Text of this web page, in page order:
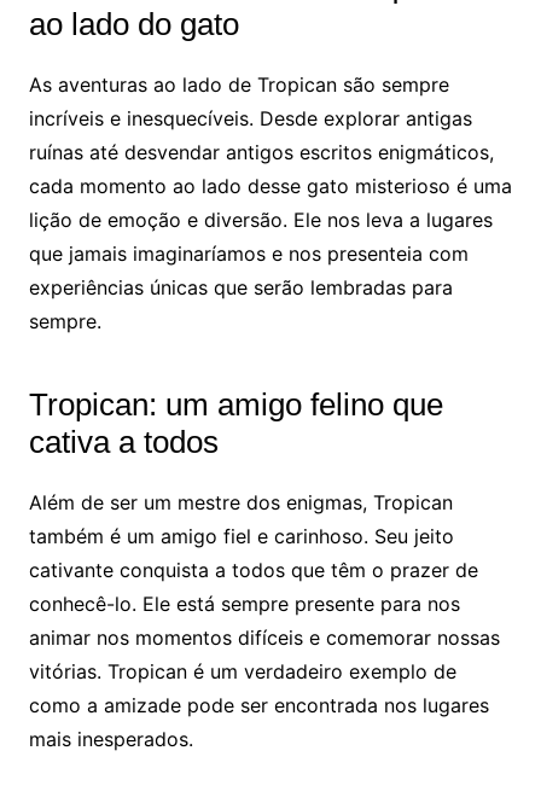
ao lado do gato
As aventuras ao lado de Tropican são sempre
incríveis e inesquecíveis. Desde explorar antigas
ruínas até desvendar antigos escritos enigmáticos,
cada momento ao lado desse gato misterioso é uma
lição de emoção e diversão. Ele nos leva a lugares
que jamais imaginaríamos e nos presenteia com
experiências únicas que serão lembradas para
sempre.
Tropican: um amigo felino que
cativa a todos
Além de ser um mestre dos enigmas, Tropican
também é um amigo fiel e carinhoso. Seu jeito
cativante conquista a todos que têm o prazer de
conhecê-lo. Ele está sempre presente para nos
animar nos momentos difíceis e comemorar nossas
vitórias. Tropican é um verdadeiro exemplo de
como a amizade pode ser encontrada nos lugares
mais inesperados.